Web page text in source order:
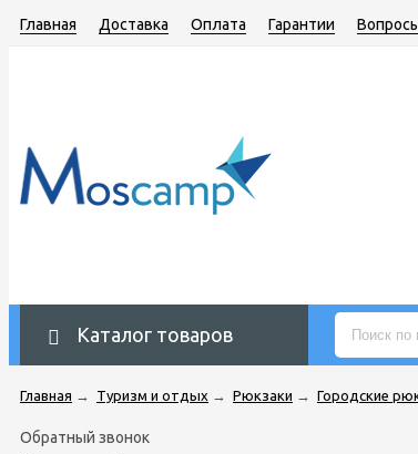
Главная Доставка Оплата Гарантии
Каталог товаров
Главная → Туризм и отдых → Рюкзаки → Городские
Обратный звонок